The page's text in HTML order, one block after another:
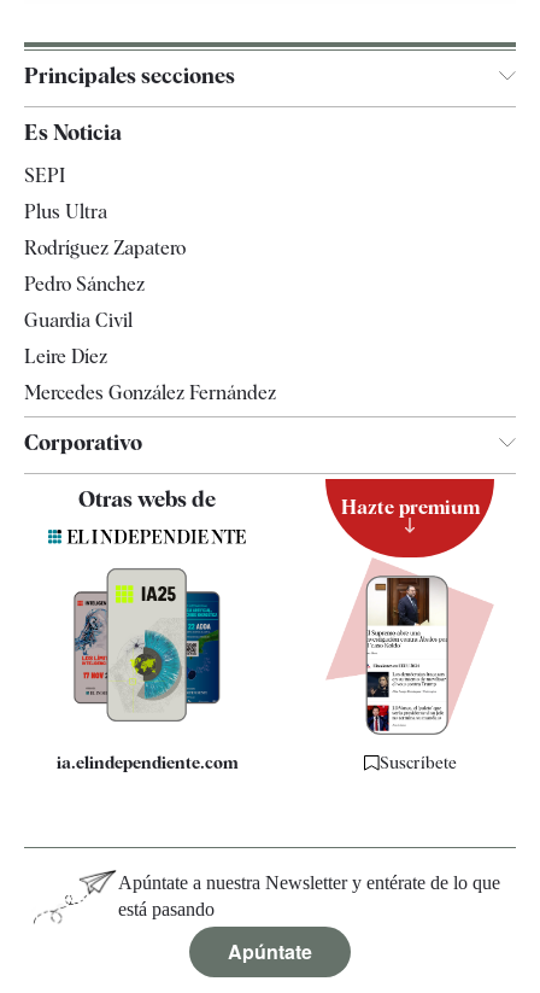
Principales secciones
España
Televisión
Es Noticia
SEPI
Plus Ultra
Rodríguez Zapatero
Pedro Sánchez
Guardia Civil
Leire Díez
Mercedes González Fernández
Corporativo
Contacto
Quiénes somos
Especificaciones
Otras webs de
ia.elindependiente.com
Hazte premium
Suscríbete
Apúntate a nuestra Newsletter y entérate de lo que
está pasando
Apúntate